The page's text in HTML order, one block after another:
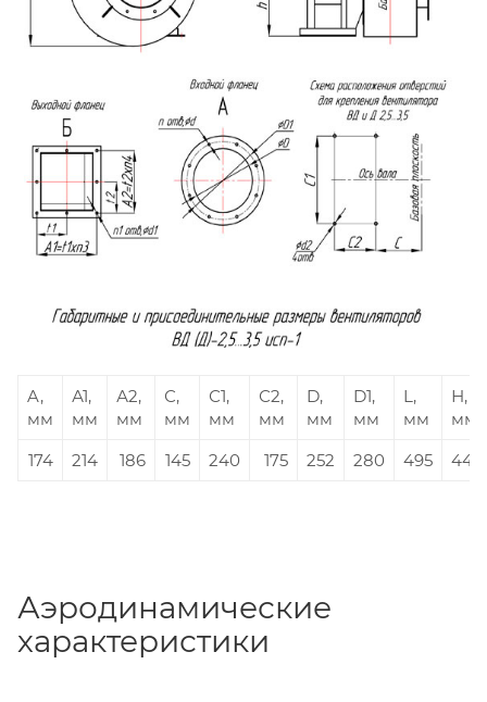
A,
мм
А1,
мм
А2,
мм
С,
мм
С1,
мм
С2,
мм
D,
мм
D1,
мм
L,
мм
Н,
мм
174
214 186 145 240 175 252 280 495 440
Аэродинамические
характеристики